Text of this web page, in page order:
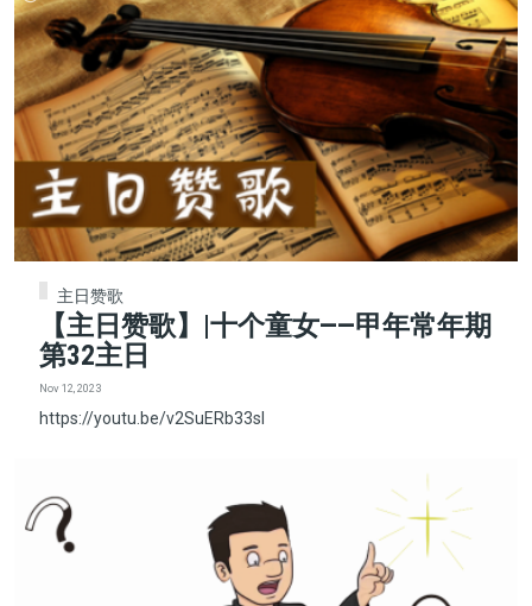
主日赞歌
【主日赞歌】|十个童女——甲年常年期
第32主日
Nov 12, 2023
https://youtu.be/v2SuERb33sI